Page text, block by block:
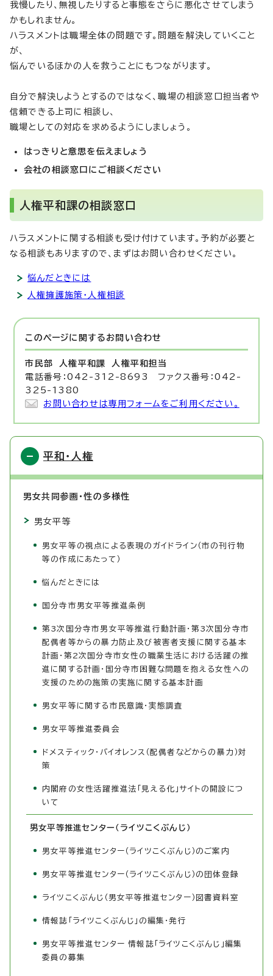
我慢したり、無視したりすると事態をさらに悪化させてしまう
かもしれません。
ハラスメントは職場全体の問題です。問題を解決していくこと
が、
悩んでいるほかの人を救うことにもつながります。
自分で解決しようとするのではなく、職場の相談窓口担当者や
信頼できる上司に相談し、
職場としての対応を求めるようにしましょう。
はっきりと意思を伝えましょう
会社の相談窓口にご相談ください
人権平和課の相談窓口
ハラスメントに関する相談も受け付けています。予約が必要と
なる相談もありますので、まずはお問い合わせください。
悩んだときには
人権擁護施策・人権相談
このページに関する お問い合わせ
市民部 人権平和課 人権平和担当
電話番号：042-312-8693 ファクス番号：042-
325-1380
お問い合わせは専用フォームをご利用ください。
平和・人権
男女共同参画・性の多様性
男女平等
男女平等の視点による表現のガイドライン（市の刊行物
等の作成にあたって）
悩んだときには
国分寺市男女平等推進条例
第3次国分寺市男女平等推進行動計画・第3次国分寺市
配偶者等からの暴力防止及び被害者支援に関する基本
計画・第2次国分寺市女性の職業生活における活躍の推
進に関する計画・国分寺市困難な問題を抱える女性への
支援のための施策の実施に関する基本計画
男女平等に関する市民意識・実態調査
男女平等推進委員会
ドメスティック・バイオレンス（配偶者などからの暴力）対
策
内閣府の女性活躍推進法「見える化」サイトの開設につ
いて
男女平等推進センター（ライツこくぶんじ）
男女平等推進センター（ライツこくぶんじ）のご案内
男女平等推進センター（ライツこくぶんじ）の団体登録
ライツこくぶんじ（男女平等推進センター）図書資料室
情報誌「ライツこくぶんじ」の編集・発行
男女平等推進センター 情報誌「ライツこくぶんじ」編集
委員の募集